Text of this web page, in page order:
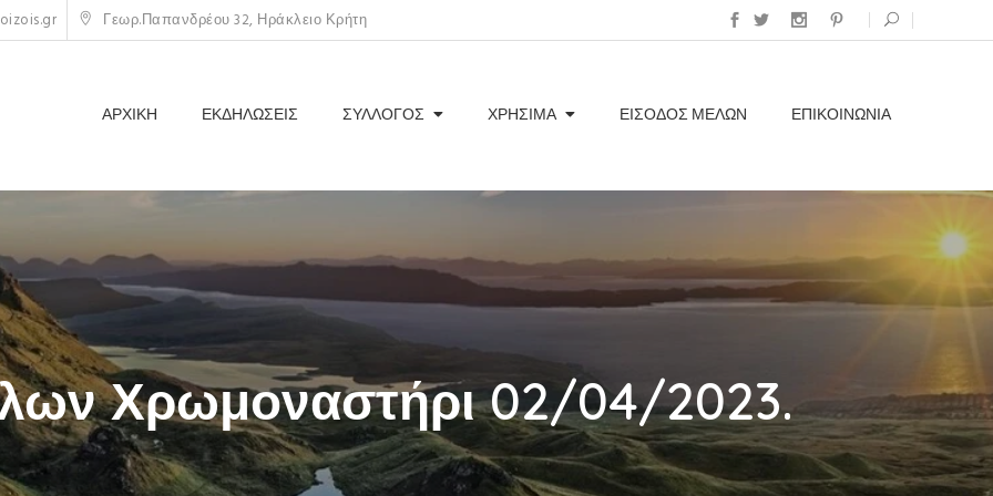
Γεωρ.Παπανδρέου 32, Ηράκλειο Κρήτη
ΑΡΧΙΚΗ ΕΚΔΗΛΩΣΕΙΣ ΣΥΛΛΟΓΟΣ ΧΡΗΣΙΜΑ ΕΊΣΟΔΟΣ ΜΕΛΏΝ ΕΠΙΚΟΙΝΩΝΊΑ
Χρωμοναστήρι 02/04/2023.